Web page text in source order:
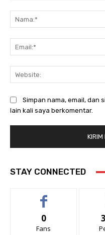
Simpan nama, email, dan
lain kali saya berkomentar.
STAY CONNECTED
0
Fans